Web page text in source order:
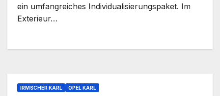
ein umfangreiches Individualisierungspaket. Im
Exterieur…
IRMSCHER KARL OPEL KARL